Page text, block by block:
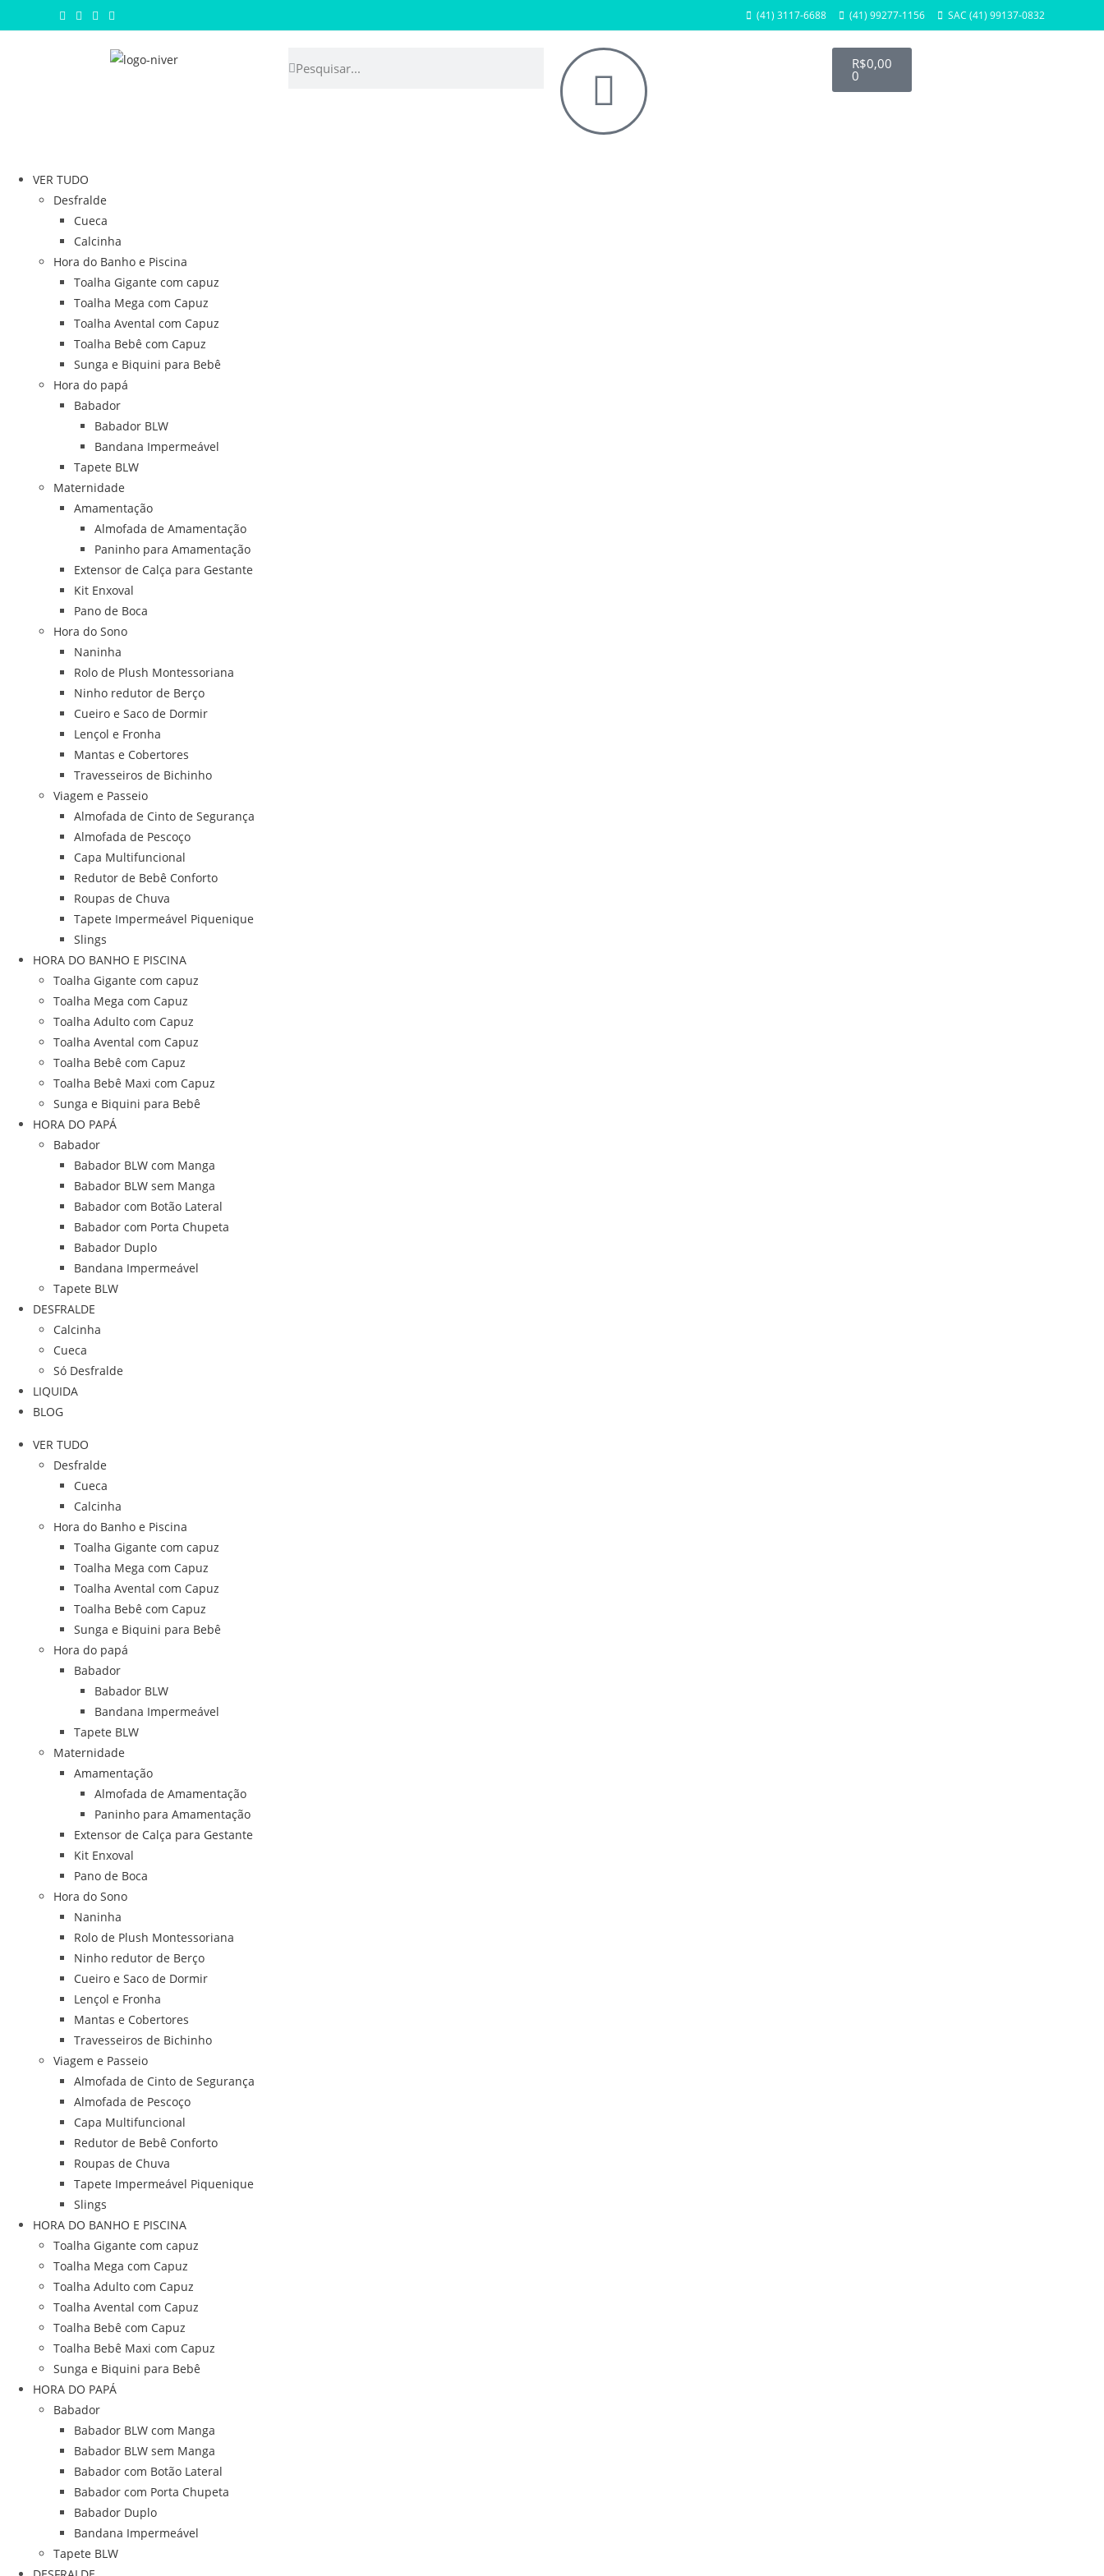
(41) 3117-6688 (41) 99277-1156 SAC (41) 99137-0832
R$0,00
0
VER TUDO
Desfralde
Cueca
Calcinha
Hora do Banho e Piscina
Toalha Gigante com capuz
Toalha Mega com Capuz
Toalha Avental com Capuz
Toalha Bebê com Capuz
Sunga e Biquini para Bebê
Hora do papá
Babador
Babador BLW
Bandana Impermeável
Tapete BLW
Maternidade
Amamentação
Almofada de Amamentação
Paninho para Amamentação
Extensor de Calça para Gestante
Kit Enxoval
Pano de Boca
Hora do Sono
Naninha
Rolo de Plush Montessoriana
Ninho redutor de Berço
Cueiro e Saco de Dormir
Lençol e Fronha
Mantas e Cobertores
Travesseiros de Bichinho
Viagem e Passeio
Almofada de Cinto de Segurança
Almofada de Pescoço
Capa Multifuncional
Redutor de Bebê Conforto
Roupas de Chuva
Tapete Impermeável Piquenique
Slings
HORA DO BANHO E PISCINA
Toalha Gigante com capuz
Toalha Mega com Capuz
Toalha Adulto com Capuz
Toalha Avental com Capuz
Toalha Bebê com Capuz
Toalha Bebê Maxi com Capuz
Sunga e Biquini para Bebê
HORA DO PAPÁ
Babador
Babador BLW com Manga
Babador BLW sem Manga
Babador com Botão Lateral
Babador com Porta Chupeta
Babador Duplo
Bandana Impermeável
Tapete BLW
DESFRALDE
Calcinha
Cueca
Só Desfralde
LIQUIDA
BLOG
VER TUDO
Desfralde
Cueca
Calcinha
Hora do Banho e Piscina
Toalha Gigante com capuz
Toalha Mega com Capuz
Toalha Avental com Capuz
Toalha Bebê com Capuz
Sunga e Biquini para Bebê
Hora do papá
Babador
Babador BLW
Bandana Impermeável
Tapete BLW
Maternidade
Amamentação
Almofada de Amamentação
Paninho para Amamentação
Extensor de Calça para Gestante
Kit Enxoval
Pano de Boca
Hora do Sono
Naninha
Rolo de Plush Montessoriana
Ninho redutor de Berço
Cueiro e Saco de Dormir
Lençol e Fronha
Mantas e Cobertores
Travesseiros de Bichinho
Viagem e Passeio
Almofada de Cinto de Segurança
Almofada de Pescoço
Capa Multifuncional
Redutor de Bebê Conforto
Roupas de Chuva
Tapete Impermeável Piquenique
Slings
HORA DO BANHO E PISCINA
Toalha Gigante com capuz
Toalha Mega com Capuz
Toalha Adulto com Capuz
Toalha Avental com Capuz
Toalha Bebê com Capuz
Toalha Bebê Maxi com Capuz
Sunga e Biquini para Bebê
HORA DO PAPÁ
Babador
Babador BLW com Manga
Babador BLW sem Manga
Babador com Botão Lateral
Babador com Porta Chupeta
Babador Duplo
Bandana Impermeável
Tapete BLW